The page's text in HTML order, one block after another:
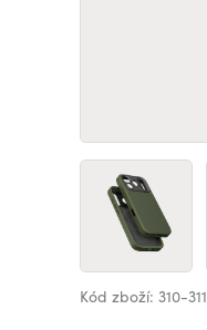
Kód zboží: 310-311